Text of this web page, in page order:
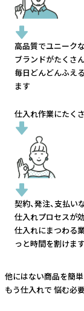
高品質でユニークな
ブランドがたくさ
毎日どんどんふえ
ます
仕入れ作業にたく
契約、発注、支払い
仕入れプロセスが
仕入れにまつわる
っと時間を割けます
他にはない商品を簡
もう仕入れで 悩む必